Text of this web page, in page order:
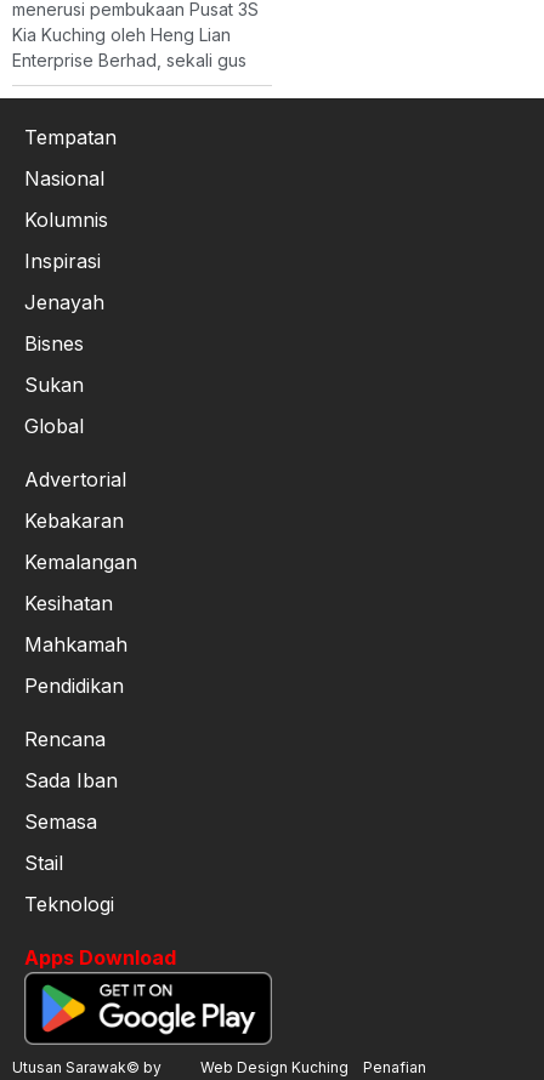
menerusi pembukaan Pusat 3S
Kia Kuching oleh Heng Lian
Enterprise Berhad, sekali gus
Tempatan
Nasional
Kolumnis
Inspirasi
Jenayah
Bisnes
Sukan
Global
Advertorial
Kebakaran
Kemalangan
Kesihatan
Mahkamah
Pendidikan
Rencana
Sada Iban
Semasa
Stail
Teknologi
Apps Download
Utusan Sarawak© by Web Design Kuching Penafian